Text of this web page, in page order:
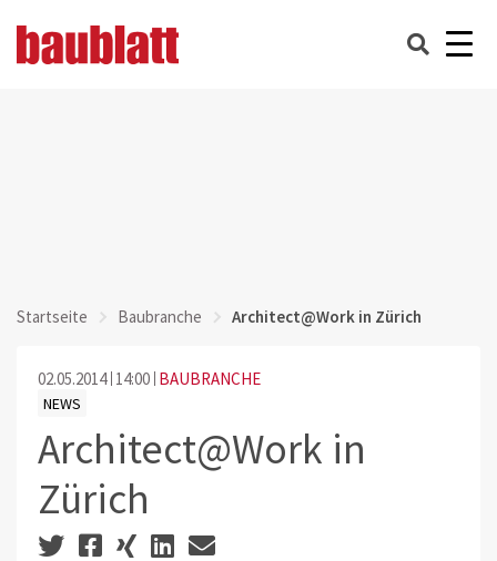
Startseite Baubranche Architect@Work in Zürich
02.05.2014 14:00 BAUBRANCHE
NEWS
Architect@Work in
Zürich